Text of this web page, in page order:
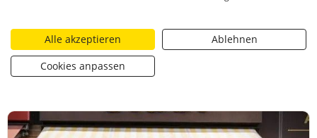
https://stroeck.at/competition/gewinnspiel-38-asics-
Toogle share
Alle akzeptieren
Ablehnen
Cookies anpassen